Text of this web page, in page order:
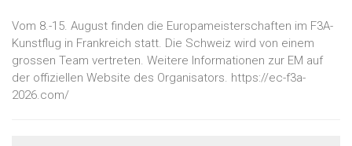
Vom 8.-15. August finden die Europameisterschaften im F3A-
Kunstflug in Frankreich statt. Die Schweiz wird von einem
grossen Team vertreten. Weitere Informationen zur EM auf
der offiziellen Website des Organisators. https://ec-f3a-
2026.com/